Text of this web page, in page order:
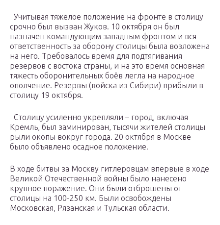
Учитывая тяжелое положение на фронте в столицу
срочно был вызван Жуков. 10 октября он был
назначен командующим западным фронтом и вся
ответственность за оборону столицы была возложена
на него. Требовалось время для подтягивания
резервов с востока страны, и на это время основная
тяжесть оборонительных боёв легла на народное
ополчение. Резервы (войска из Сибири) прибыли в
столицу 19 октября.
Столицу усиленно укрепляли – город, включая
Кремль, был заминирован, тысячи жителей столицы
рыли окопы вокруг города. 20 октября в Москве
было объявлено осадное положение.
В ходе битвы за Москву гитлеровцам впервые в ходе
Великой Отечественной войны было нанесено
крупное поражение. Они были отброшены от
столицы на 100-250 км. Были освобождены
Московская, Рязанская и Тульская области.